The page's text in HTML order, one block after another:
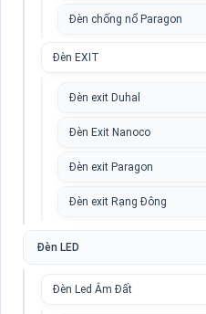
Đèn chống nổ Paragon
Đèn EXIT
Đèn exit Duhal
Đèn Exit Nanoco
Đèn exit Paragon
Đèn exit Rạng Đông
Đèn LED
Đèn Led Âm Đất